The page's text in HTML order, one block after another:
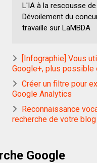
L'IA à la rescousse
Dévoilement du
travaille sur LaMBDA
[Infographie] Vous
Google+, plus possible
Créer un filtre pour
Google Analytics
Reconnaissance
recherche de votre blog
Google